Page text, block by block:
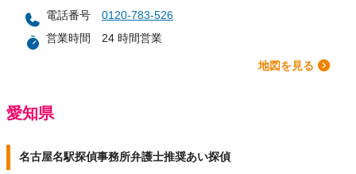
電話番号
0120-783-526
営業時間
24 時間営業
地図を見る
愛知県
名古屋名駅探偵事務所弁護士推奨あい探偵